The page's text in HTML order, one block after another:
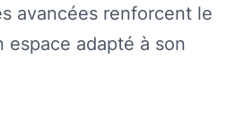
avancées renforcent le
espace adapté à son